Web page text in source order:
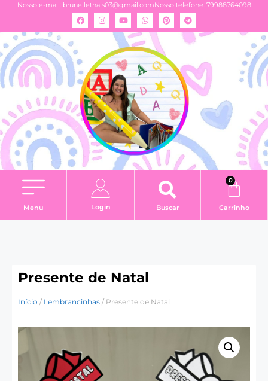
Nosso e-mail: brunellethais03@gmail.comNosso telefone: 79988764098
Menu Login Buscar
0
Carrinho
Presente de Natal
Início / Lembrancinhas / Presente de Natal